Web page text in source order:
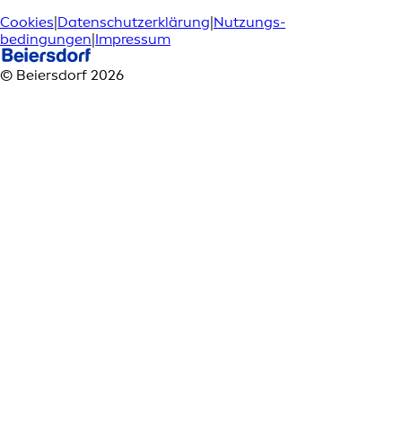
Cookies|Datenschutzerklärung|Nutzungs­
bedingungen|Impressum
© Beiersdorf 2026